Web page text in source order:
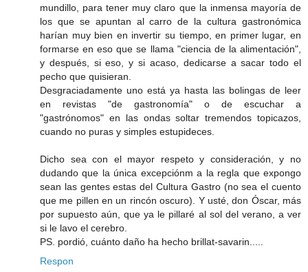
mundillo, para tener muy claro que la inmensa mayoría de
los que se apuntan al carro de la cultura gastronómica
harían muy bien en invertir su tiempo, en primer lugar, en
formarse en eso que se llama "ciencia de la alimentación",
y después, si eso, y si acaso, dedicarse a sacar todo el
pecho que quisieran.
Desgraciadamente uno está ya hasta las bolingas de leer
en revistas "de gastronomía" o de escuchar a
"gastrónomos" en las ondas soltar tremendos topicazos,
cuando no puras y simples estupideces.
Dicho sea con el mayor respeto y consideración, y no
dudando que la única excepciónm a la regla que expongo
sean las gentes estas del Cultura Gastro (no sea el cuento
que me pillen en un rincón oscuro). Y usté, don Óscar, más
por supuesto aún, que ya le pillaré al sol del verano, a ver
si le lavo el cerebro.
PS. pordió, cuánto daño ha hecho brillat-savarin.....
Respon